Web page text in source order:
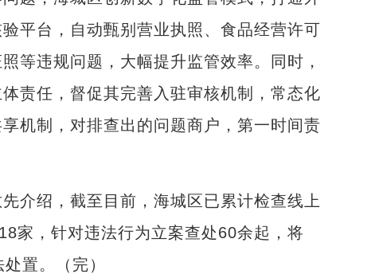
平台，自动甄别营业执照、食品经营许可
等违规问题，大幅提升监管效率。同时，
责任，督促其完善入驻审核机制，常态化
机制，对排查出的问题商户，第一时间责
绍，截至目前，海城区已累计检查线上
家，针对违法行为立案查处60余起，将
置。（完）